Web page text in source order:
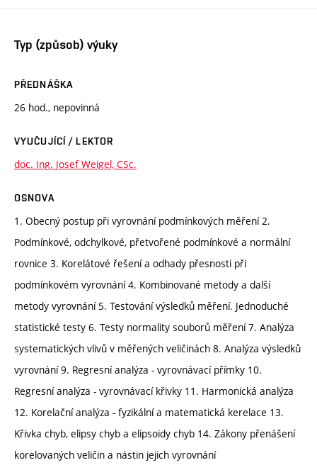
Typ (způsob) výuky
PŘEDNÁŠKA
26 hod., nepovinná
VYUČUJÍCÍ / LEKTOR
doc. Ing. Josef Weigel, CSc.
OSNOVA
1. Obecný postup při vyrovnání podmínkových měření 2.
Podmínkové, odchylkové, přetvořené podmínkové a normální
rovnice 3. Korelátové řešení a odhady přesnosti při
podmínkovém vyrovnání 4. Kombinované metody a další
metody vyrovnání 5. Testování výsledků měření. Jednoduché
statistické testy 6. Testy normality souborů měření 7. Analýza
systematických vlivů v měřených veličinách 8. Analýza výsledků
vyrovnání 9. Regresní analýza - vyrovnávací přímky 10.
Regresní analýza - vyrovnávací křivky 11. Harmonická analýza
12. Korelační analýza - fyzikální a matematická kerelace 13.
Křivka chyb, elipsy chyb a elipsoidy chyb 14. Zákony přenášení
korelovaných veličin a nástin jejich vyrovnání